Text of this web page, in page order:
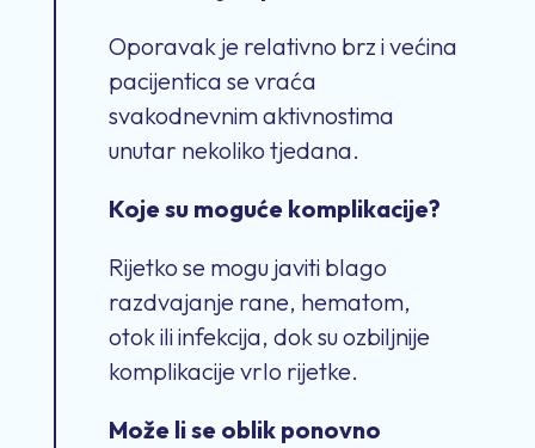
Oporavak je relativno brz i većina
pacijentica se vraća
svakodnevnim aktivnostima
unutar nekoliko tjedana.
Koje su moguće komplikacije?
Rijetko se mogu javiti blago
razdvajanje rane, hematom,
otok ili infekcija, dok su ozbiljnije
komplikacije vrlo rijetke.
Može li se oblik ponovno